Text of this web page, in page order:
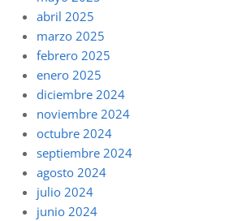
abril 2025
marzo 2025
febrero 2025
enero 2025
diciembre 2024
noviembre 2024
octubre 2024
septiembre 2024
agosto 2024
julio 2024
junio 2024